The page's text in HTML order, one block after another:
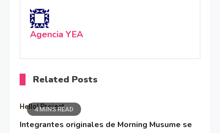
Agencia YEA
Related Posts
4 MINS READ
Hello! Project
Integrantes originales de Morning Musume se